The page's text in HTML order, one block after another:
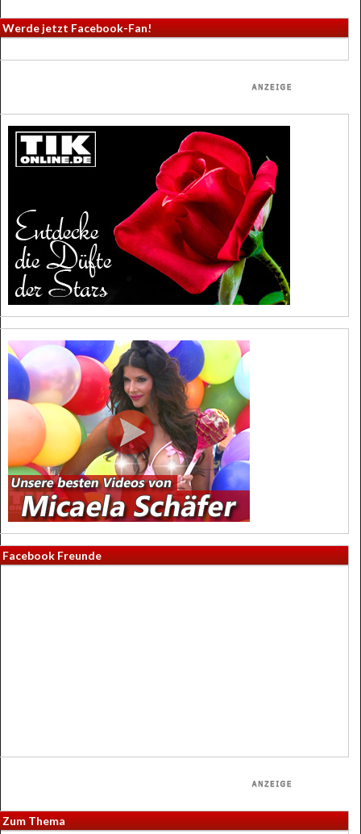
Werde jetzt Facebook-Fan!
Facebook Freunde
Zum Thema